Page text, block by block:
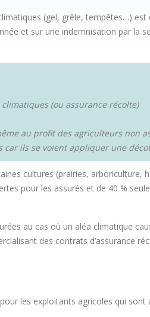
(gel, grêle, tempêtes…) est
et sur une indemnisation par la
(ou assurance récolte)
au profit des agriculteurs non
car ils se voient appliquer une
cultures (prairies, arboriculture,
pour les assurés et de 40 %
au cas où un aléa climatique
des contrats d’assurance
les exploitants agricoles qui sont